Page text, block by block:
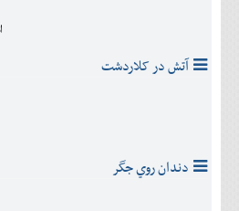
آتش در کلاردشت
دندان روي جگر